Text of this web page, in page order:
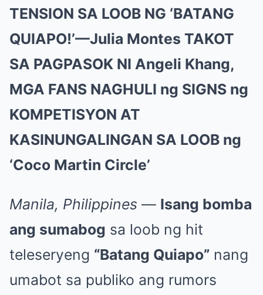
TENSION SA LOOB NG ‘BATANG
QUIAPO!’—Julia Montes TAKOT
SA PAGPASOK NI Angeli Khang,
MGA FANS NAGHULI ng SIGNS ng
KOMPETISYON AT
KASINUNGALINGAN SA LOOB ng
‘Coco Martin Circle’
Manila, Philippines — Isang bomba
ang sumabog sa loob ng hit
teleseryeng “Batang Quiapo” nang
umabot sa publiko ang rumors